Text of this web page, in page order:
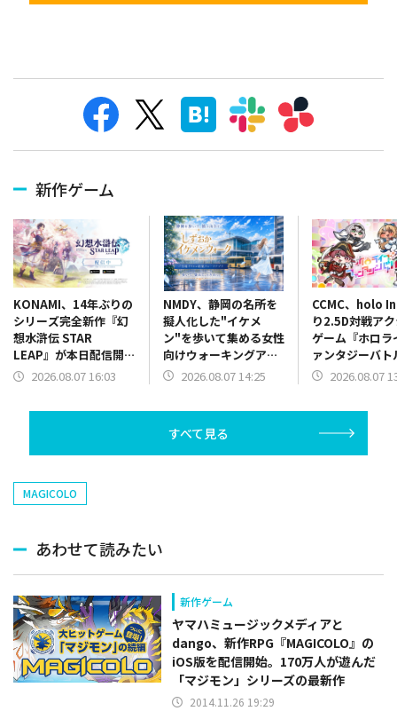
新作ゲーム
KONAMI、14年ぶりの
シリーズ完全新作『幻
想水滸伝 STAR
LEAP』が本日配信開
始…近日実装予定の初
2026.08.07 16:03
NMDY、静岡の名所を
擬人化した"イケメ
ン"を歩いて集める女性
向けウォーキングアプ
リ「しずおかイケメン
2026.08.07 14:25
CCMC、holo
り2.5D対戦ア
ゲーム『ホロラ
ァンタジーバト
Steamと
2026.08.07
すべて見る
MAGICOLO
あわせて読みたい
新作ゲーム
ヤマハミュージックメディアと
dango、新作RPG『MAGICOLO』の
iOS版を配信開始。170万人が遊んだ
「マジモン」シリーズの最新作
2014.11.26 19:29